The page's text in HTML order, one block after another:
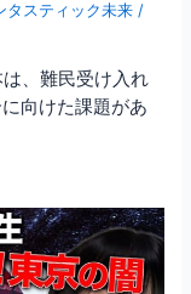
タスティック未来 /
、難民受け入れ
向けた課題があ